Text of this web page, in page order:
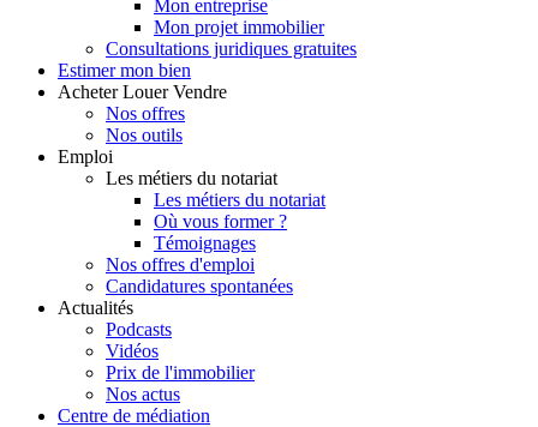
Mon entreprise
Mon projet immobilier
Consultations juridiques gratuites
Estimer mon bien
Acheter Louer Vendre
Nos offres
Nos outils
Emploi
Les métiers du notariat
Les métiers du notariat
Où vous former ?
Témoignages
Nos offres d'emploi
Candidatures spontanées
Actualités
Podcasts
Vidéos
Prix de l'immobilier
Nos actus
Centre de médiation